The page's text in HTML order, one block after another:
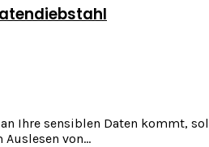
Ihre sensiblen Daten kommt,
von...